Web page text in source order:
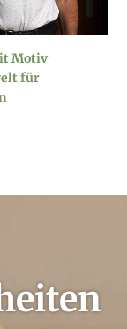
Motiv
für